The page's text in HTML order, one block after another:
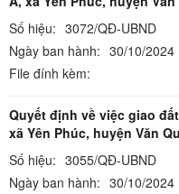
Số hiệu: 3072/QĐ-UBND
Ngày ban hành: 30/10/2024
File đính kèm:
Quyết định về việc giao
xã Yên Phúc, huyện Văn
Số hiệu: 3055/QĐ-UBND
Ngày ban hành: 30/10/2024